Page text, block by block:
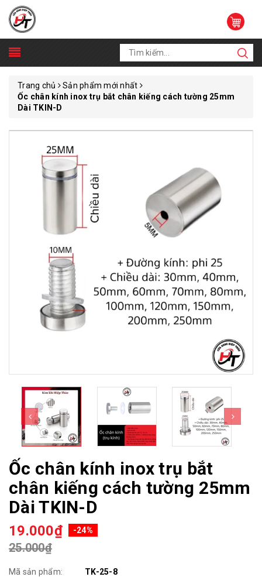
Trang chủ
Sản phẩm mới nhất
Ốc chân kính inox trụ bắt chân kiếng cách tường 25mm
Dài TKIN-D
Ốc chân kính inox trụ bắt
chân kiếng cách tường 25mm
Dài TKIN-D
19.000₫ -24%
25.000₫
Mã sản phẩm:
TK-25-8